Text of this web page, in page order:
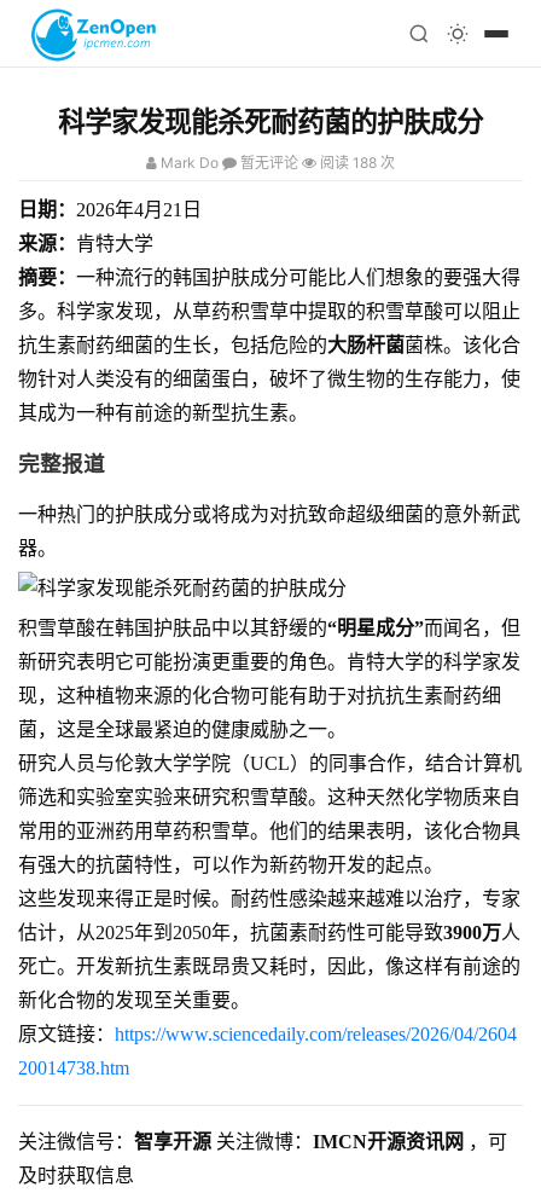
科技
心理
注册
科学家发现能杀死耐药菌的护肤成分
Mark Do 暂无评论 阅读 188 次
日期： 2026年4月21日
来源： 肯特大学
摘要： 一种流行的韩国护肤成分可能比人们想象的要强大得
多。科学家发现，从草药积雪草中提取的积雪草酸可以阻止
抗生素耐药细菌的生长，包括危险的大肠杆菌菌株。该化合
物针对人类没有的细菌蛋白，破坏了微生物的生存能力，使
其成为一种有前途的新型抗生素。
完整报道
一种热门的护肤成分或将成为对抗致命超级细菌的意外新武
器。
积雪草酸在韩国护肤品中以其舒缓的“明星成分”而闻名，但
新研究表明它可能扮演更重要的角色。肯特大学的科学家发
现，这种植物来源的化合物可能有助于对抗抗生素耐药细
菌，这是全球最紧迫的健康威胁之一。
研究人员与伦敦大学学院（UCL）的同事合作，结合计算机
筛选和实验室实验来研究积雪草酸。这种天然化学物质来自
常用的亚洲药用草药积雪草。他们的结果表明，该化合物具
有强大的抗菌特性，可以作为新药物开发的起点。
这些发现来得正是时候。耐药性感染越来越难以治疗，专家
估计，从2025年到2050年，抗菌素耐药性可能导致3900万人
死亡。开发新抗生素既昂贵又耗时，因此，像这样有前途的
新化合物的发现至关重要。
原文链接： https://www.sciencedaily.com/releases/2026/04/2604
20014738.htm
关注微信号： 智享开源 关注微博： IMCN开源资讯网 ，可
及时获取信息